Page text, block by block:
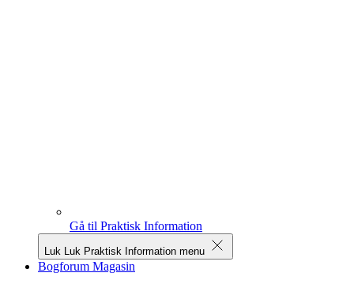
Gå til Praktisk Information
Luk Luk Praktisk Information menu
Bogforum Magasin